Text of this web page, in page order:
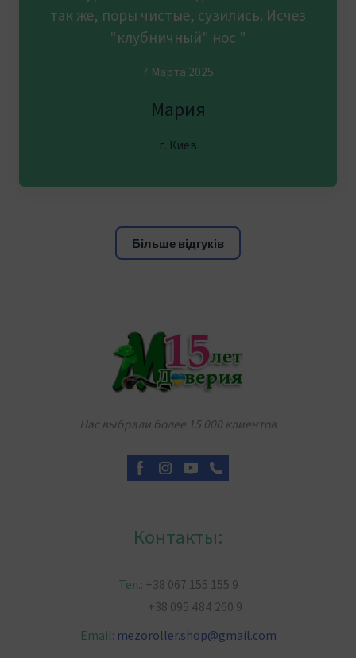
так же, поры чистые, сузились. Исчез
"клубничный" нос "
7 Марта 2025
Мария
г. Киев
Більше відгуків
Нас выбрали более 15 000 клиентов
Контакты:
Тел.: +38 067 155 155 9
+38 095 484 260 9
Email: mezoroller.shop@gmail.com